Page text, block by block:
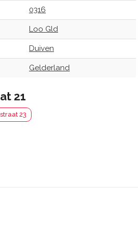
0316
Loo Gld
Duiven
Gelderland
21
23